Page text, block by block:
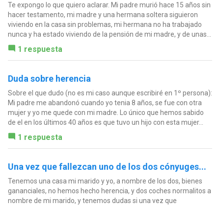
Te expongo lo que quiero aclarar. Mi padre murió hace 15 años sin
hacer testamento, mi madre y una hermana soltera siguieron
viviendo en la casa sin problemas, mi hermana no ha trabajado
nunca y ha estado viviendo de la pensión de mi madre, y de unas...
1 respuesta
Duda sobre herencia
Sobre el que dudo (no es mi caso aunque escribiré en 1º persona):
Mi padre me abandonó cuando yo tenia 8 años, se fue con otra
mujer y yo me quede con mi madre. Lo único que hemos sabido
de el en los últimos 40 años es que tuvo un hijo con esta mujer...
1 respuesta
Una vez que fallezcan uno de los dos cónyuges...
Tenemos una casa mi marido y yo, a nombre de los dos, bienes
gananciales, no hemos hecho herencia, y dos coches normalitos a
nombre de mi marido, y tenemos dudas si una vez que